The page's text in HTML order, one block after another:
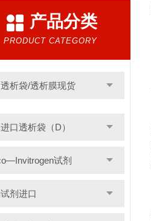
产品分类
PRODUCT CATEGORY
析袋/透析膜现货
口透析袋（D）
试剂
剂进口